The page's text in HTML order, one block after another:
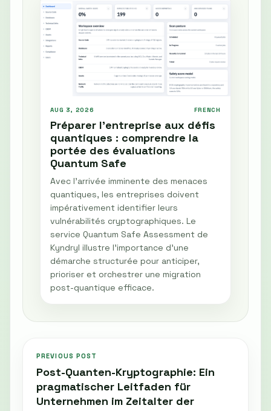
AUG 3, 2026 FRENCH
Préparer l'entreprise aux défis
quantiques : comprendre la
portée des évaluations
Quantum Safe
Avec l'arrivée imminente des menaces
quantiques, les entreprises doivent
impérativement identifier leurs
vulnérabilités cryptographiques. Le
service Quantum Safe Assessment de
Kyndryl illustre l'importance d'une
démarche structurée pour anticiper,
prioriser et orchestrer une migration
post-quantique efficace.
PREVIOUS POST
Post-Quanten-Kryptographie: Ein
pragmatischer Leitfaden für
Unternehmen im Zeitalter der